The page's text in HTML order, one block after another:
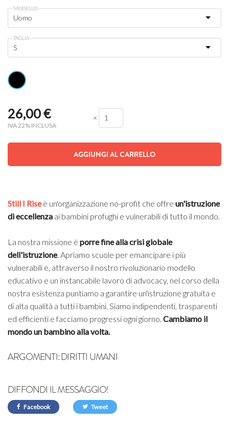
MODELLO
TAGLIA
26,00€
IVA 22% INCLUSA
×
AGGIUNGI AL CARRELLO
Still I Rise è un'organizzazione no-profit che offre un'istruzione
di eccellenza ai bambini profughi e vulnerabili di tutto il mondo.
La nostra missione è porre fine alla crisi globale
dell'istruzione. Apriamo scuole per emancipare i più
vulnerabili e, attraverso il nostro rivoluzionario modello
educativo e un instancabile lavoro di advocacy, nel corso della
nostra esistenza puntiamo a garantire un'istruzione gratuita e
di alta qualità a tutti i bambini. Siamo indipendenti, trasparenti
ed efficienti e facciamo progressi ogni giorno. Cambiamo il
mondo un bambino alla volta.
ARGOMENTI:DIRITTI UMANI
DIFFONDI IL MESSAGGIO!
Facebook Tweet